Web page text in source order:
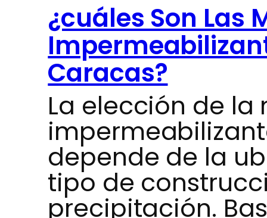
¿cuáles Son Las
Caracas?
La elección de
depende de la
tipo de
precipitación.